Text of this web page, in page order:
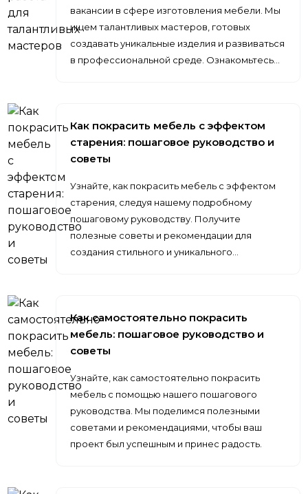
вакансии в сфере изготовления мебели. Мы
ищем талантливых мастеров, готовых
создавать уникальные изделия и развиваться
в профессиональной среде. Ознакомьтесь…
Как покрасить мебель с эффектом
старения: пошаговое руководство и
советы
Узнайте, как покрасить мебель с эффектом
старения, следуя нашему подробному
пошаговому руководству. Получите
полезные советы и рекомендации для
создания стильного и уникального…
Как самостоятельно покрасить
мебель: пошаговое руководство и
советы
Узнайте, как самостоятельно покрасить
мебель с помощью нашего пошагового
руководства. Мы поделимся полезными
советами и рекомендациями, чтобы ваш
проект был успешным и принес радость.